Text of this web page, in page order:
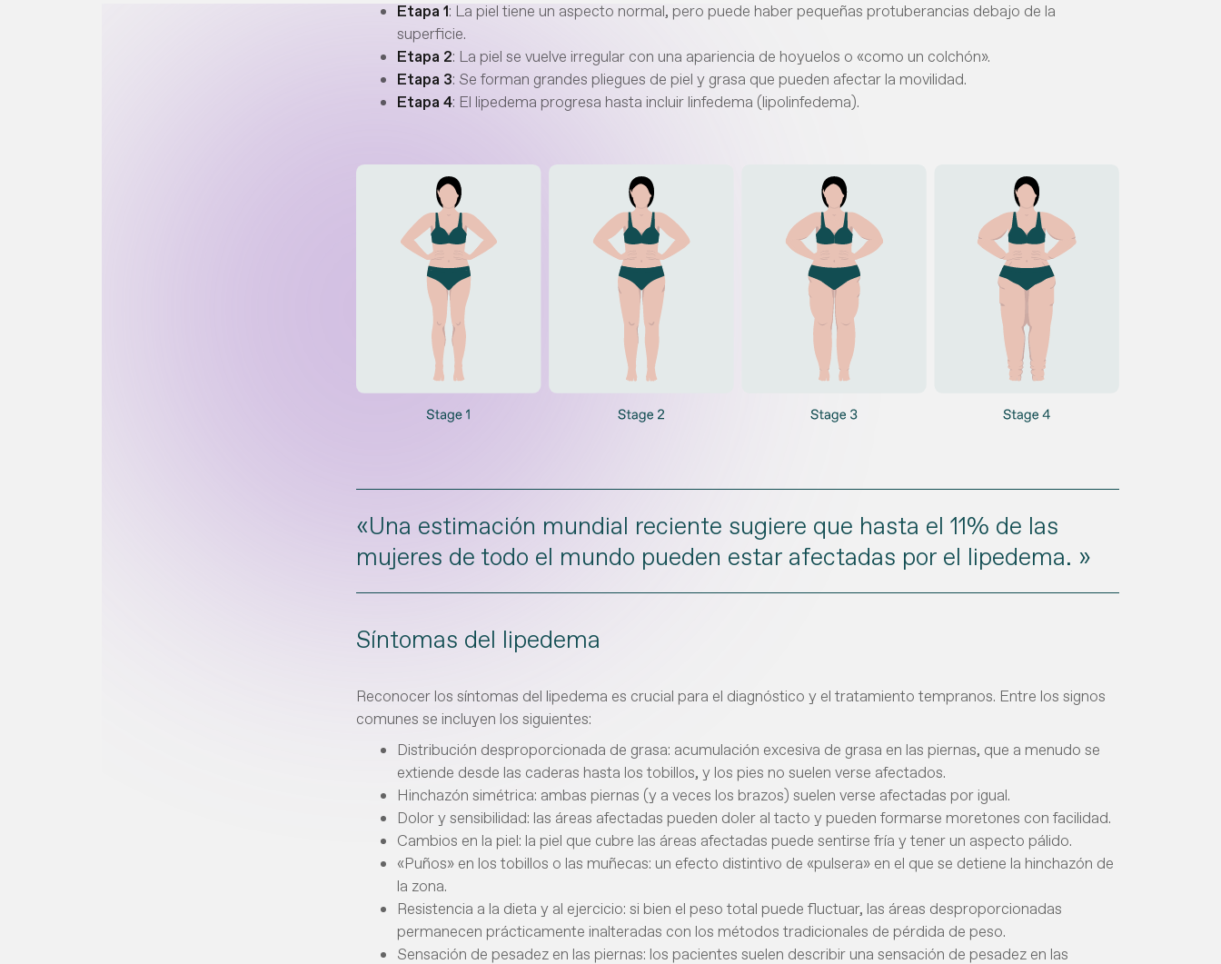
Etapa 1: La piel tiene un aspecto normal, pero puede haber pequeñas protuberancias debajo de la
superficie.
Etapa 2: La piel se vuelve irregular con una apariencia de hoyuelos o «como un colchón».
Etapa 3: Se forman grandes pliegues de piel y grasa que pueden afectar la movilidad.
Etapa 4: El lipedema progresa hasta incluir linfedema (lipolinfedema).
«Una estimación mundial reciente sugiere que hasta el 11% de las
mujeres de todo el mundo pueden estar afectadas por el lipedema. »
Síntomas del lipedema
Reconocer los síntomas del lipedema es crucial para el diagnóstico y el tratamiento tempranos. Entre los signos
comunes se incluyen los siguientes:
Distribución desproporcionada de grasa: acumulación excesiva de grasa en las piernas, que a menudo se
extiende desde las caderas hasta los tobillos, y los pies no suelen verse afectados.
Hinchazón simétrica: ambas piernas (y a veces los brazos) suelen verse afectadas por igual.
Dolor y sensibilidad: las áreas afectadas pueden doler al tacto y pueden formarse moretones con facilidad.
Cambios en la piel: la piel que cubre las áreas afectadas puede sentirse fría y tener un aspecto pálido.
«Puños» en los tobillos o las muñecas: un efecto distintivo de «pulsera» en el que se detiene la hinchazón de
la zona.
Resistencia a la dieta y al ejercicio: si bien el peso total puede fluctuar, las áreas desproporcionadas
permanecen prácticamente inalteradas con los métodos tradicionales de pérdida de peso.
Sensación de pesadez en las piernas: los pacientes suelen describir una sensación de pesadez en las